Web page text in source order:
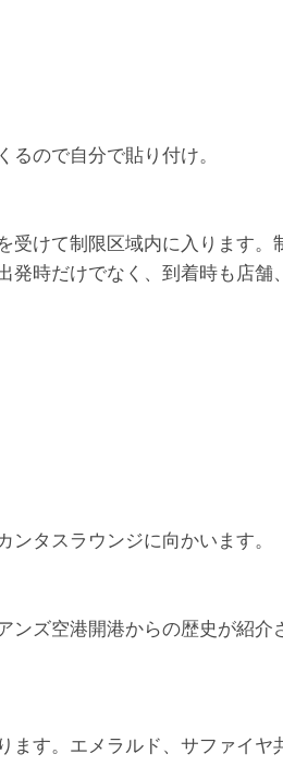
ので自分で貼り付け。
受けて制限区域内に入ります。
発時だけでなく、到着時も店舗
タスラウンジに向かいます。
ンズ空港開港からの歴史が紹介
ます。エメラルド、サファイヤ